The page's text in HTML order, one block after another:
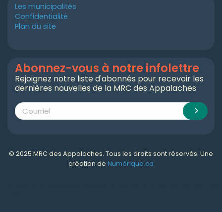
Les municipalités
Confidentialité
Plan du site
Abonnez-vous à notre infolettre
Rejoignez notre liste d'abonnés pour recevoir les
dernières nouvelles de la MRC des Appalaches
© 2025 MRC des Appalaches. Tous les droits sont réservés. Une
création de Numérique.ca